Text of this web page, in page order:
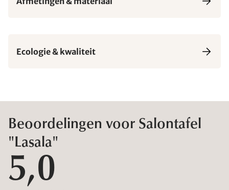
Ecologie & kwaliteit
Beoordelingen voor Salontafel
"Lasala"
5,0